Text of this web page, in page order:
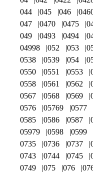
044
045 046
047
0470 0475
049
0493 0494
04998
052 053
0538
0539 054
0550
0551 0553
0558
0561 0562
0567
0568 0569
0576
05769 0577
0585
0586 0587
05979
0598 0599
0735
0736 0737
0743
0744 0745
0749
075 076